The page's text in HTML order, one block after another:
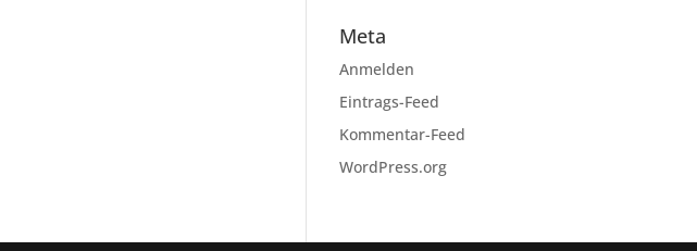
Meta
Anmelden
Eintrags-Feed
Kommentar-Feed
WordPress.org